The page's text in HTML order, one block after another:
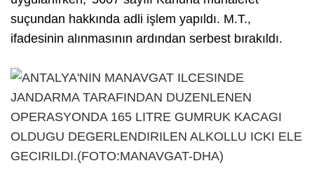
suçundan hakkında adli işlem yapıldı. M.T.,
ifadesinin alınmasının ardından serbest bırakıldı.